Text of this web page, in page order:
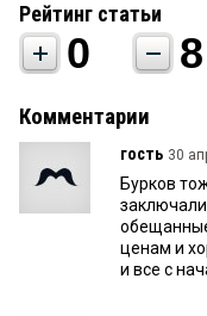
Рейтинг статьи
0 8
Комментарии
гость 30
Бурков
ценам и
и все с